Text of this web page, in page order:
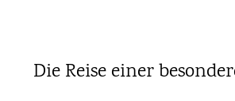
Die Reise einer